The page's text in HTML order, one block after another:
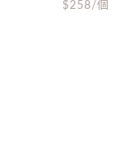
$258/個